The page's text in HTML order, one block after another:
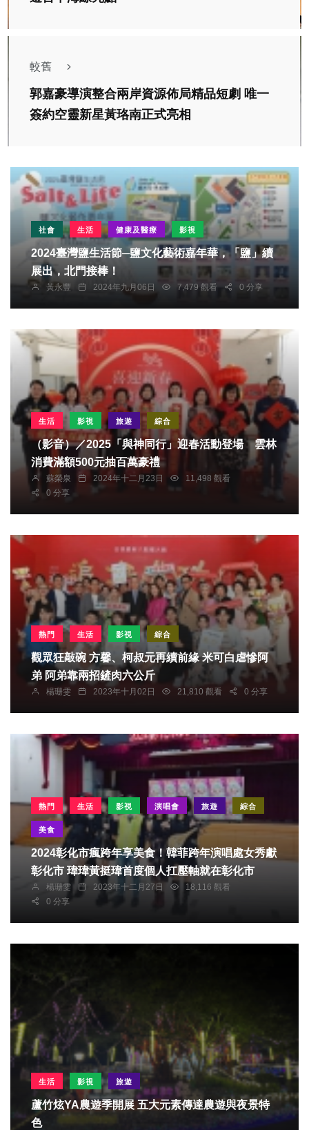
較舊
郭嘉豪導演整合兩岸資源佈局精品短劇 唯一
簽約空靈新星黃珞南正式亮相
社會 生活 健康及醫療 影視
2024臺灣鹽生活節─鹽文化藝術嘉年華，「鹽」續
展出，北門接棒！
黃永豐 2024年九月06日 7,479 觀看 0 分享
生活 影視 旅遊 綜合
（影音）／2025「與神同行」迎春活動登場 雲林
消費滿額500元抽百萬豪禮
蘇榮泉 2024年十二月23日
11,498 觀看
0 分享
熱門 生活 影視 綜合
觀眾狂敲碗 方馨、柯叔元再續前緣 米可白虐慘阿
弟 阿弟靠兩招鏟肉六公斤
楊珊雯 2023年十月02日 21,810 觀看 0 分享
熱門 生活 影視 演唱會 旅遊 綜合
美食
2024彰化市瘋跨年享美食！韓菲跨年演唱處女秀獻
彰化市 瑋瑋黃挺瑋首度個人扛壓軸就在彰化市
楊珊雯 2023年十二月27日
18,116 觀看
0 分享
生活 影視 旅遊
蘆竹炫YA農遊季開展 五大元素傳達農遊與夜景特
色